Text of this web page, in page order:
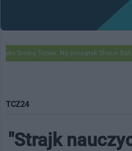
Na początek Shaun Baker & Jessica
TCZ24
"Strajk